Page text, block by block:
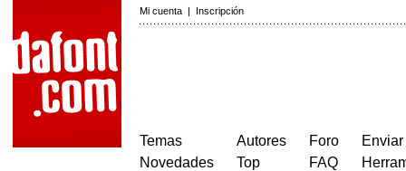
Mi cuenta | Inscripción
Temas
Novedades
Autores
Top
Foro
FAQ